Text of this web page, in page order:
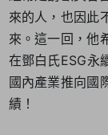
來的人，也因此
來。這一回，他
在鄧白氏ESG永
國內產業推向國
績！